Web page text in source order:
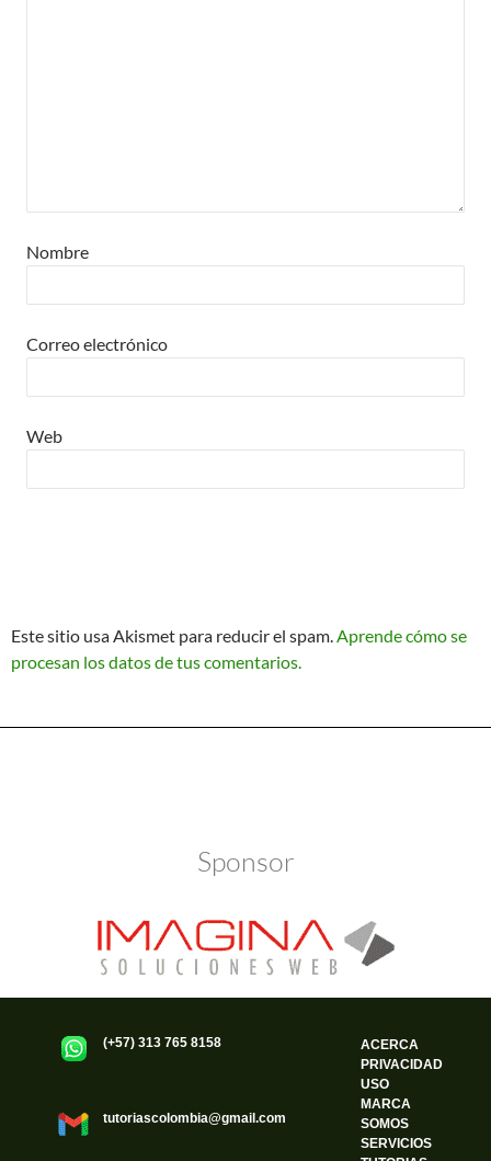
Nombre
Correo electrónico
Web
Este sitio usa Akismet para reducir el spam.Aprende cómo se
procesan los datos de tus comentarios.
Sponsor
(+57) 313 765 8158
tutoriascolombia@gmail.com
ACERCA
PRIVACIDAD
USO
MARCA
SOMOS
SERVICIOS